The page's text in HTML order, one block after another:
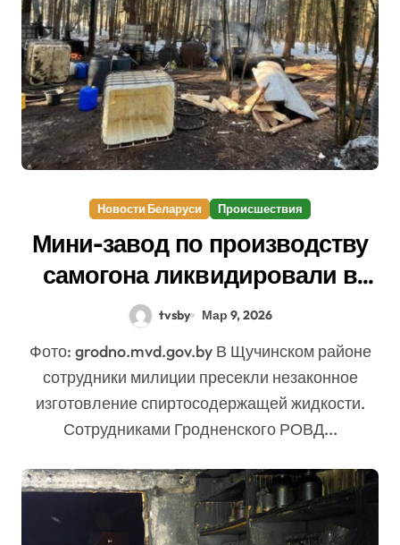
Новости Беларуси Происшествия
Мини-завод по производству
самогона ликвидировали в
Беларуси
tvsby Мар 9, 2026
Фото: grodno.mvd.gov.by В Щучинском районе
сотрудники милиции пресекли незаконное
изготовление спиртосодержащей жидкости.
Сотрудниками Гродненского РОВД...